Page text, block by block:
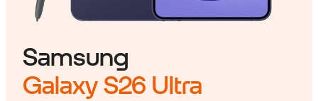
Samsung
Galaxy S26 Ultra